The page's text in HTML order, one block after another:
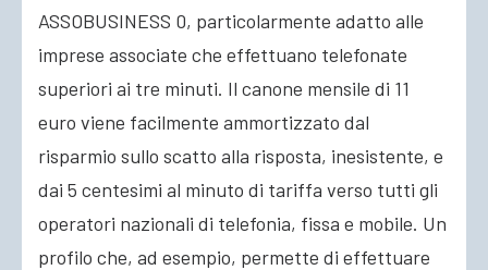
ASSOBUSINESS 0, particolarmente adatto alle
imprese associate che effettuano telefonate
superiori ai tre minuti. Il canone mensile di 11
euro viene facilmente ammortizzato dal
risparmio sullo scatto alla risposta, inesistente, e
dai 5 centesimi al minuto di tariffa verso tutti gli
operatori nazionali di telefonia, fissa e mobile. Un
profilo che, ad esempio, permette di effettuare